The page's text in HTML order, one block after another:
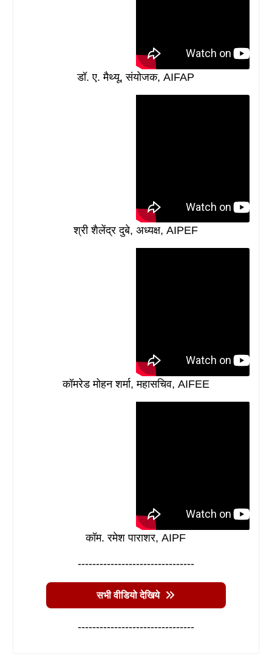
डॉ. ए. मैथ्यू, संयोजक, AIFAP
श्री शैलेंद्र दुबे, अध्यक्ष, AIPEF
कॉमरेड मोहन शर्मा, महासचिव, AIFEE
कॉम. रमेश पाराशर, AIPF
--------------------------------
सभी वीडियो देखिये
--------------------------------